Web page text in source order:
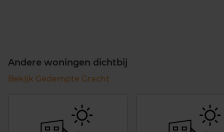
Andere woningen dichtbij
Bekijk Gedempte Gracht